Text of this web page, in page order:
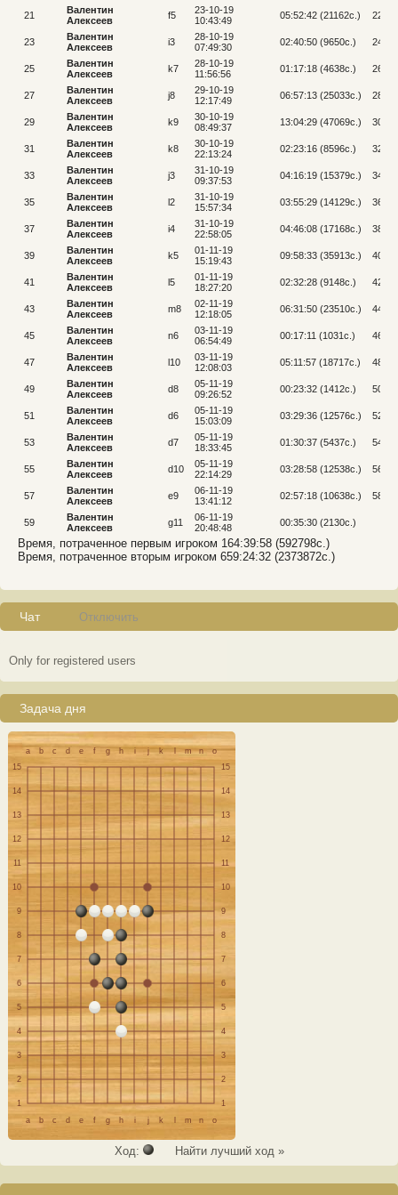
21
Валентин
Алексеев
f5
23-10-19
10:43:49
05:52:42 (21162c.) 22
23
Валентин
Алексеев
i3
28-10-19
07:49:30
02:40:50 (9650c.) 24
25
Валентин
Алексеев
k7
28-10-19
11:56:56
01:17:18 (4638c.) 26
27
Валентин
Алексеев
j8
29-10-19
12:17:49
06:57:13 (25033c.) 28
29
Валентин
Алексеев
k9
30-10-19
08:49:37
13:04:29 (47069c.) 30
31
Валентин
Алексеев
k8
30-10-19
22:13:24
02:23:16 (8596c.) 32
33
Валентин
Алексеев
j3
31-10-19
09:37:53
04:16:19 (15379c.) 34
35
Валентин
Алексеев
l2
31-10-19
15:57:34
03:55:29 (14129c.) 36
37
Валентин
Алексеев
i4
31-10-19
22:58:05
04:46:08 (17168c.) 38
39
Валентин
Алексеев
k5
01-11-19
15:19:43
09:58:33 (35913c.) 40
41
Валентин
Алексеев
l5
01-11-19
18:27:20
02:32:28 (9148c.) 42
43
Валентин
Алексеев
m8
02-11-19
12:18:05
06:31:50 (23510c.) 44
45
Валентин
Алексеев
n6
03-11-19
06:54:49
00:17:11 (1031c.) 46
47
Валентин
Алексеев
l10
03-11-19
12:08:03
05:11:57 (18717c.) 48
49
Валентин
Алексеев
d8
05-11-19
09:26:52
00:23:32 (1412c.) 50
51
Валентин
Алексеев
d6
05-11-19
15:03:09
03:29:36 (12576c.) 52
53
Валентин
Алексеев
d7
05-11-19
18:33:45
01:30:37 (5437c.) 54
55
Валентин
Алексеев
d10
05-11-19
22:14:29
03:28:58 (12538c.) 56
57
Валентин
Алексеев
e9
06-11-19
13:41:12
02:57:18 (10638c.) 58
59
Валентин
Алексеев
g11
06-11-19
20:48:48
00:35:30 (2130c.)
Время, потраченное первым игроком 164:39:58 (592798c.)
Время, потраченное вторым игроком 659:24:32 (2373872c.)
Чат Отключить
Only for registered users
Задача дня
a b c d e f g h i j k l m n
o
15
15
14 14
13 13
12 12
11 11
10 10
9 9
8 8
7 7
6 6
5 5
4 4
3 3
2 2
1
1
a
b c d e f g h i j k m n o
Ход: Найти лучший ход »